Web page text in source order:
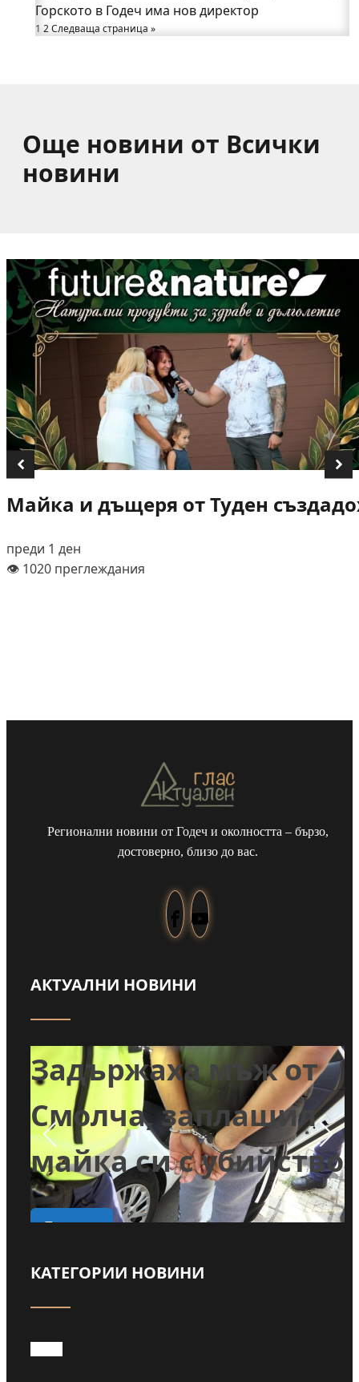
от община Годеч
Какво накара Яна и Станимир да изберат Годеч
Горското в Годеч има нов директор
1 2Следваща страница »
Още новини от Всички
новини
Майка и дъщеря от Туден
преди 1 ден
👁️ 1020 преглеждания
Регионални новини от Годеч и околността – бързо,
достоверно, близо до вас.
АКТУАЛНИ НОВИНИ
Задържаха мъж от
Смолча, заплашил
майка си с убийство
Прочети
КАТЕГОРИИ НОВИНИ